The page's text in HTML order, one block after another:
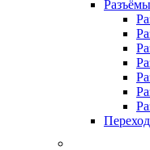
Разъёмы